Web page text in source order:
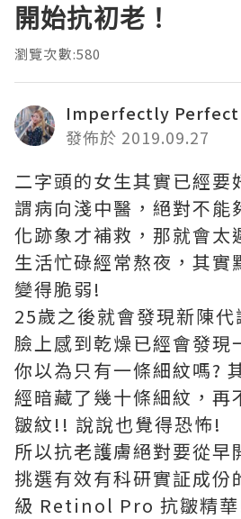
開始抗初老！
瀏覽次數:580
Imperfectly Perfect
發佈於 2019.09.27
二字頭的女生其實已經要
謂病向淺中醫，絕對不能
化跡象才補救，那就會太
生活忙碌經常熬夜，其實
變得脆弱!
25歲之後就會發現新陳
臉上感到乾燥已經會發現
你以為只有一條細紋嗎?
經暗藏了幾十條細紋，再
皺紋!! 說說也覺得恐怖!
所以抗老護膚絕對要從早
挑選有效有科研實証成份
級 Retinol Pro 抗皺精